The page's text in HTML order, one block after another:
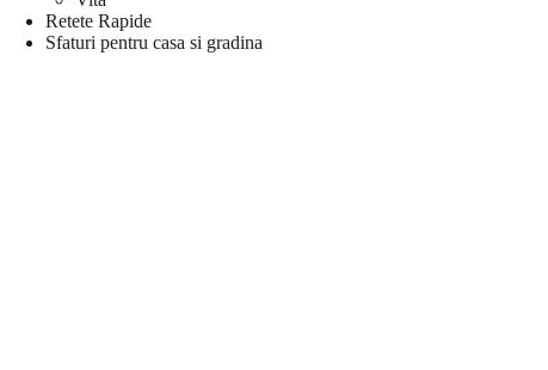
Retete Rapide
Sfaturi pentru casa si gradina